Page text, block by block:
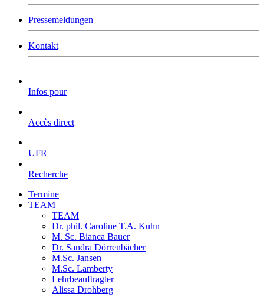
Pressemeldungen
Kontakt
Infos pour
Accès direct
UFR
Recherche
Termine
TEAM
TEAM
Dr. phil. Caroline T.A. Kuhn
M. Sc. Bianca Bauer
Dr. Sandra Dörrenbächer
M.Sc. Jansen
M.Sc. Lamberty
Lehrbeauftragter
Alissa Drohberg